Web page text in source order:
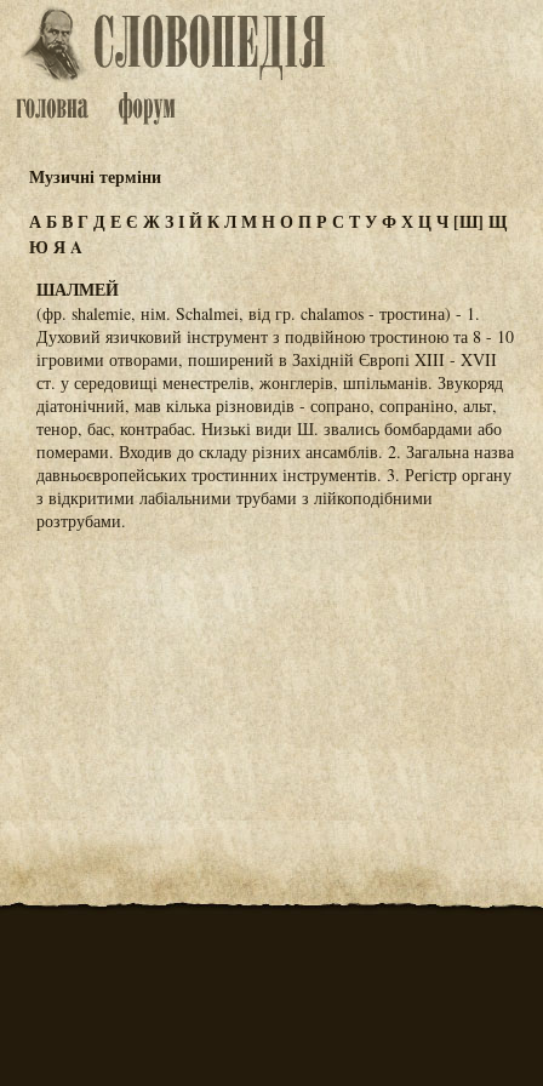
Музичні терміни
АБВГДЕЄ ЖЗІЙКЛМНОПР СТУФХЦЧ[Ш] Щ
Ю ЯA
ШАЛМЕЙ
(фр. shalemie, нім. Schalmei, від гр. chalamos - тростина) - 1.
Духовий язичковий інструмент з подвійною тростиною та 8 - 10
ігровими отворами, поширений в Західній Європі XIII - XVII
ст. у середовищі менестрелів, жонглерів, шпільманів. Звукоряд
діатонічний, мав кілька різновидів - сопрано, сопраніно, альт,
тенор, бас, контрабас. Низькі види Ш. звались бомбардами або
померами. Входив до складу різних ансамблів. 2. Загальна назва
давньоєвропейських тростинних інструментів. 3. Регістр органу
з відкритими лабіальними трубами з лійкоподібними
розтрубами.